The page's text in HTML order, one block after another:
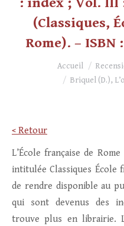
(Classiques,
Rome). – ISBN
Vous êtes ici :Accueil
Briquel (D.),
< Retour
L’École française de
intitulée Classiques École
de rendre disponible au
qui sont devenus des
trouve plus en librairie.